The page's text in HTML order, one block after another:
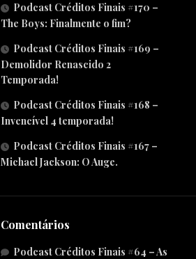
Podcast Créditos Finais #170 –
The Boys: Finalmente o fim?
Podcast Créditos Finais #169 –
Demolidor Renascido 2
Temporada!
Podcast Créditos Finais #168 –
Invencível 4 temporada!
Podcast Créditos Finais #167 –
Michael Jackson: O Auge.
Comentários
Podcast Créditos Finais #64 – As